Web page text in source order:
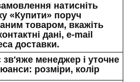
натисніть
«Купити» поруч
товаром, вкажіть
дані, e-mail
доставки.
зв'яже менеджер і уточне
розміри, колір